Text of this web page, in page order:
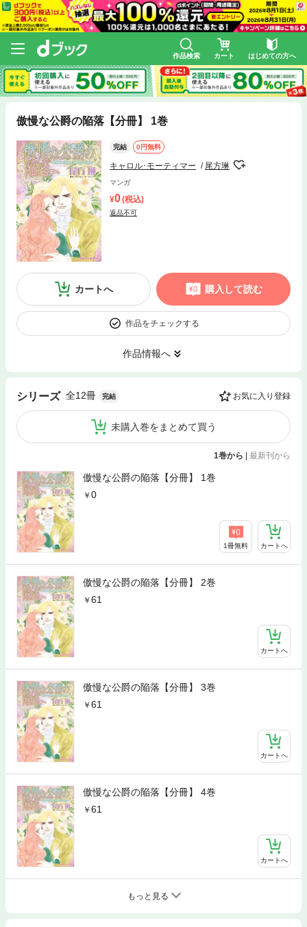
作品検索 カート はじめての方へ
傲慢な公爵の陥落【分冊】 1巻
完結 0円無料
キャロル･モーティマー 尾方琳
マンガ
0(税込)
返品不可
カートへ 購入して読む
作品をチェックする
作品情報へ
シリーズ 全12冊 完結 お気に入り登録
未購入巻をまとめて買う
1巻から | 最新刊から
傲慢な公爵の陥落【分冊】 1巻
0
1冊無料 カートへ
傲慢な公爵の陥落【分冊】 2巻
61
カートへ
傲慢な公爵の陥落【分冊】 3巻
61
カートへ
傲慢な公爵の陥落【分冊】 4巻
61
カートへ
もっと見る